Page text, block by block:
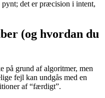
det er præcision i intent,
(og hvordan du
på grund af algoritmer, men
fejl kan undgås med en
af “færdigt”.